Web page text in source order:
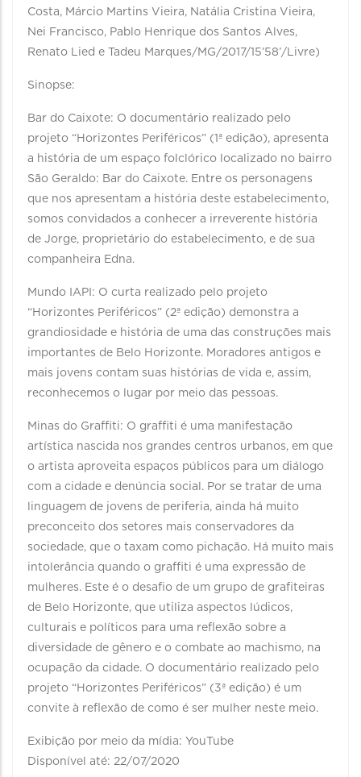
Costa, Márcio Martins Vieira, Natália Cristina Vieira,
Nei Francisco, Pablo Henrique dos Santos Alves,
Renato Lied e Tadeu Marques/MG/2017/15’58’/Livre)
Sinopse:
Bar do Caixote: O documentário realizado pelo
projeto “Horizontes Periféricos” (1ª edição), apresenta
a história de um espaço folclórico localizado no bairro
São Geraldo: Bar do Caixote. Entre os personagens
que nos apresentam a história deste estabelecimento,
somos convidados a conhecer a irreverente história
de Jorge, proprietário do estabelecimento, e de sua
companheira Edna.
Mundo IAPI: O curta realizado pelo projeto
“Horizontes Periféricos” (2ª edição) demonstra a
grandiosidade e história de uma das construções mais
importantes de Belo Horizonte. Moradores antigos e
mais jovens contam suas histórias de vida e, assim,
reconhecemos o lugar por meio das pessoas.
Minas do Graffiti: O graffiti é uma manifestação
artística nascida nos grandes centros urbanos, em que
o artista aproveita espaços públicos para um diálogo
com a cidade e denúncia social. Por se tratar de uma
linguagem de jovens de periferia, ainda há muito
preconceito dos setores mais conservadores da
sociedade, que o taxam como pichação. Há muito mais
intolerância quando o graffiti é uma expressão de
mulheres. Este é o desafio de um grupo de grafiteiras
de Belo Horizonte, que utiliza aspectos lúdicos,
culturais e políticos para uma reflexão sobre a
diversidade de gênero e o combate ao machismo, na
ocupação da cidade. O documentário realizado pelo
projeto “Horizontes Periféricos” (3ª edição) é um
convite à reflexão de como é ser mulher neste meio.
Exibição por meio da mídia: YouTube
Disponível até: 22/07/2020